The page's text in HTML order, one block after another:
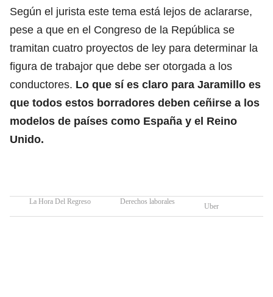
Según el jurista este tema está lejos de aclararse,
pese a que en el Congreso de la República se
tramitan cuatro proyectos de ley para determinar la
figura de trabajor que debe ser otorgada a los
conductores. Lo que sí es claro para Jaramillo es
que todos estos borradores deben ceñirse a los
modelos de países como España y el Reino
Unido.
La Hora Del Regreso Derechos laborales
Uber